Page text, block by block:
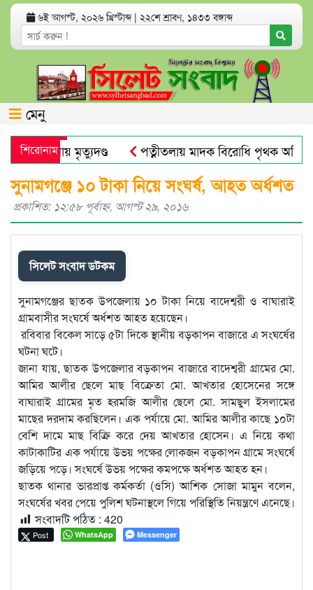
৬ই আগস্ট, ২০২৬ খ্রিস্টাব্দ | ২২শে শ্রাবণ, ১৪৩৩ বঙ্গাব্দ
মেনু
শিরোনাম
হত্যা মামলায় মৃত্যুদণ্ড
পত্নীতলায় মাদক বিরোধি পৃথক
মুজিব পরদেশী কারাগারে
ঢাকা আলিয়া মাদ্রাসায়
সুনামগঞ্জে ১০ টাকা নিয়ে সংঘর্ষ, আহত অর্ধশত
প্রকাশিত: ১২:৫৮ পূর্বাহ্ণ, আগস্ট ২৯, ২০১৬
সিলেট সংবাদ ডটকম
সুনামগঞ্জের ছাতক উপজেলায় ১০ টাকা নিয়ে বাদেশ্বরী ও বাঘারাই
গ্রামবাসীর সংঘর্ষে অর্ধশত আহত হয়েছেন।
রবিবার বিকেল সাড়ে ৫টা দিকে স্থানীয় বড়কাপন বাজারে এ সংঘর্ষের
ঘটনা ঘটে।
জানা যায়, ছাতক উপজেলার বড়কাপন বাজারে বাদেশ্বরী গ্রামের মো.
আমির আলীর ছেলে মাছ বিক্রেতা মো. আখতার হোসেনের সঙ্গে
বাঘারাই গ্রামের মৃত হরমজি আলীর ছেলে মো. সামছুল ইসলামের
মাছের দরদাম করছিলেন। এক পর্যায়ে মো. আমির আলীর কাছে ১০টা
বেশি দামে মাছ বিক্রি করে দেয় আখতার হোসেন। এ নিয়ে কথা
কাটাকাটির এক পর্যায়ে উভয় পক্ষের লোকজন বড়কাপন গ্রামে সংঘর্ষে
জড়িয়ে পড়ে। সংঘর্ষে উভয় পক্ষের কমপক্ষে অর্ধশত আহত হন।
ছাতক থানার ভারপ্রাপ্ত কর্মকর্তা (ওসি) আশিক সোজা মামুন বলেন,
সংঘর্ষের খবর পেয়ে পুলিশ ঘটনাস্থলে গিয়ে পরিস্থিতি নিয়ন্ত্রণে এনেছে।
সংবাদটি পঠিত : 420
Post WhatsApp Messenger